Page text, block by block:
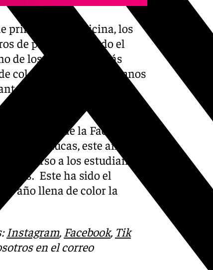
primero de Medicina, los
de pintura por todo el
de los momentos más
color. Los nuevos alumnos
más veteranos para
la plaza de la Facultad de
al Lucas, este año
discurso a los estudiantes,
Este ha sido el
año llena de color la
Instagram, Facebook, Tik
en el correo